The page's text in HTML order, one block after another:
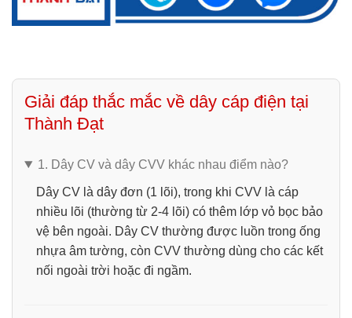
Giải đáp thắc mắc về dây cáp điện tại
Thành Đạt
1. Dây CV và dây CVV khác nhau điểm nào?
Dây CV là dây đơn (1 lõi), trong khi CVV là cáp
nhiều lõi (thường từ 2-4 lõi) có thêm lớp vỏ bọc bảo
vệ bên ngoài. Dây CV thường được luồn trong ống
nhựa âm tường, còn CVV thường dùng cho các kết
nối ngoài trời hoặc đi ngầm.